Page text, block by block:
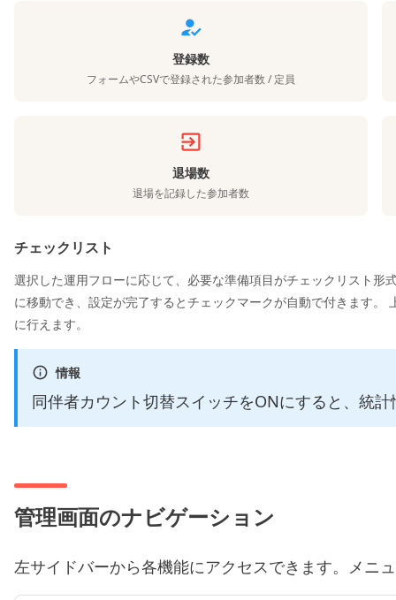
登録数
フォームやCSVで登録された参加者数 / 定員
退場数
退場を記録した参加者数
チェックリスト
選択した運用フローに応じて、必要な準備項目がチェックリスト
に移動でき、設定が完了するとチェックマークが自動で付きます
に行えます。
情報
同伴者カウント切替スイッチをONにすると、統
管理画面のナビゲーション
左サイドバーから各機能にアクセスできます。メニ